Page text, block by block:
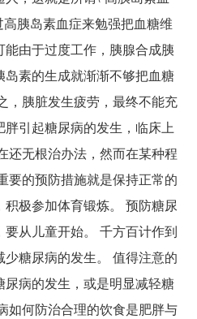
胰岛素血症来勉强把血糖维
由于过度工作，胰腺合成胰
素的生成就渐渐不够把血糖
，胰脏发生疲劳，最终不能充
引起糖尿病的发生，临床上
还无根治办法，然而在某种程
要的预防措施就是保持正常的
极参加体育锻炼。 预防糖尿
从儿童开始。 千方百计作到
糖尿病的发生。 值得注意的
病的发生，或是明显减轻糖
如何防治合理的饮食是肥胖与